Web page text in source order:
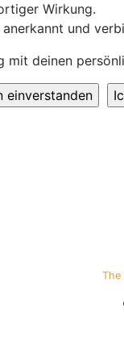
Wirkung.
und
mit deinen
The